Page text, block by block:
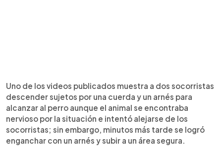
Uno de los videos publicados muestra a dos socorristas
descender sujetos por una cuerda y un arnés para
alcanzar al perro aunque el animal se encontraba
nervioso por la situación e intentó alejarse de los
socorristas; sin embargo, minutos más tarde se logró
enganchar con un arnés y subir a un área segura.